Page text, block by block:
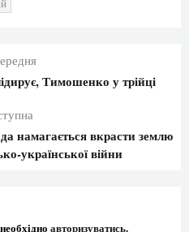
Тимошенко у трійці
намагається вкрасти землю
української війни
авторизуватись.